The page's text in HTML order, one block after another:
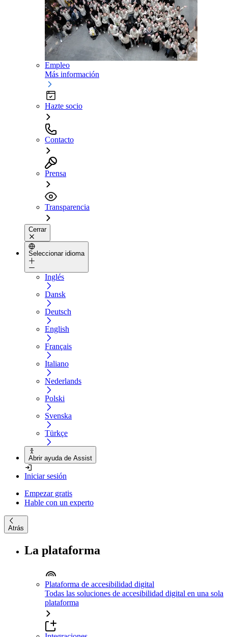
Empleo
Más información
Hazte socio
Contacto
Prensa
Transparencia
Cerrar
Seleccionar idioma
Inglés
Dansk
Deutsch
English
Français
Italiano
Nederlands
Polski
Svenska
Türkçe
Abrir ayuda de Assist
Iniciar sesión
Empezar gratis
Hable con un experto
Atrás
La plataforma
Plataforma de accesibilidad digital
Todas las soluciones de accesibilidad digital en una sola
plataforma